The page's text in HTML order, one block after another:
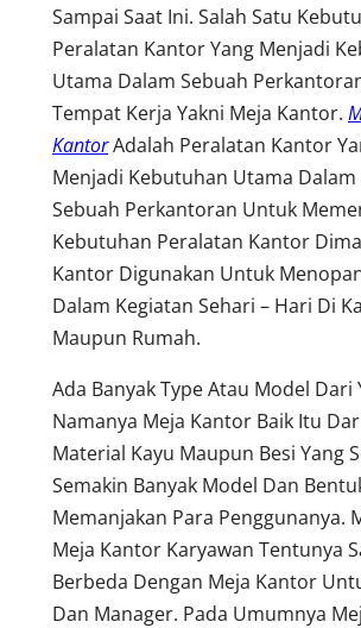
Sampai Saat Ini. Salah Satu
Peralatan Kantor Yang Menjadi
Utama Dalam Sebuah
Tempat Kerja Yakni Meja Kantor.
KantorAdalah Peralatan Kantor
Menjadi Kebutuhan Utama
Sebuah Perkantoran Untuk
Kebutuhan Peralatan Kantor
Kantor Digunakan Untuk
Dalam Kegiatan Sehari – Hari Di
Maupun Rumah.
Ada Banyak Type Atau Model Dari
Namanya Meja Kantor Baik Itu
Material Kayu Maupun Besi Yang
Semakin Banyak Model Dan
Memanjakan Para Penggunanya.
Meja Kantor Karyawan Tentunya
Berbeda Dengan Meja Kantor
Dan Manager. Pada Umumnya